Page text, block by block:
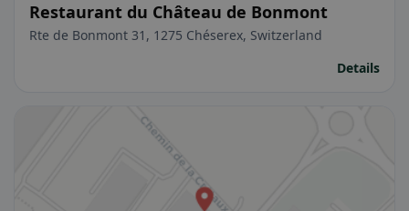
Restaurant du Château de Bonmont
Rte de Bonmont 31, 1275 Chéserex, Switzerland
Details